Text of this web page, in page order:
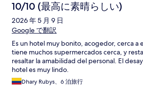
10/10 (最高に素晴らしい)
2026 年 5 月 9 日
Google で翻訳
Es un hotel muy bonito, acogedor, cerca a
tiene muchos supermercados cerca, y
resaltar la amabilidad del personal. El
hotel es muy lindo.
Dhary Rubys、6 泊旅行